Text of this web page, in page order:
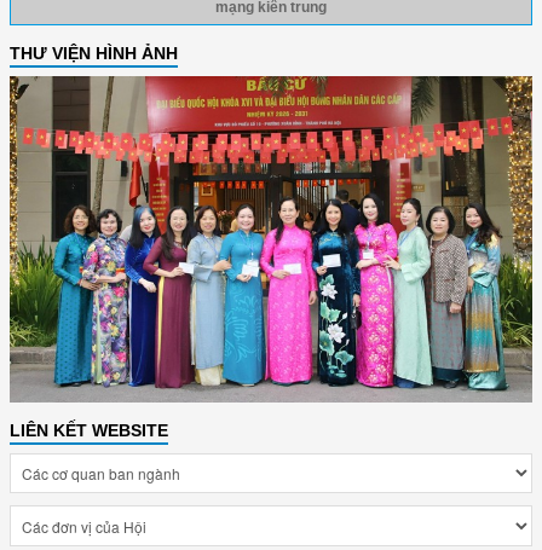
mạng kiên trung
THƯ VIỆN HÌNH ẢNH
LIÊN KẾT WEBSITE